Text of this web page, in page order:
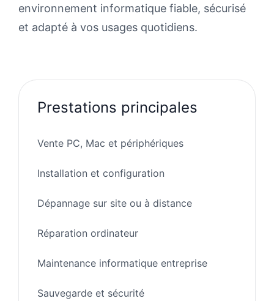
environnement informatique fiable, sécurisé
et adapté à vos usages quotidiens.
Prestations principales
Vente PC, Mac et périphériques
Installation et configuration
Dépannage sur site ou à distance
Réparation ordinateur
Maintenance informatique entreprise
Sauvegarde et sécurité